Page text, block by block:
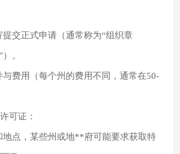
交正式申请（通常称为“组织章
。
费用（每个州的费用不同，通常在50-
可证：
点，某些州或地**府可能要求获取特